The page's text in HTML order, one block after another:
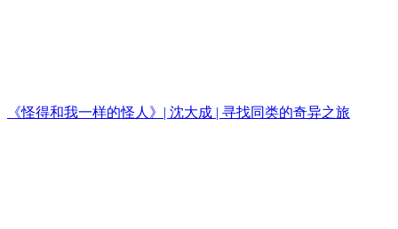
《怪得和我一样的怪人》| 沈大成 | 寻找同类的奇异之旅